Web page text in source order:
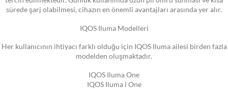
sürede şarj olabilmesi, cihazın en önemli avantajları arasında yer alır.
IQOS Iluma Modelleri
Her kullanıcının ihtiyacı farklı olduğu için IQOS Iluma ailesi birden fazla
modelden oluşmaktadır.
IQOS Iluma One
IQOS Iluma i One